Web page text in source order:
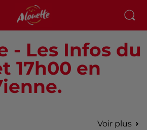
- Les Infos du
17h00 en
Voir plus